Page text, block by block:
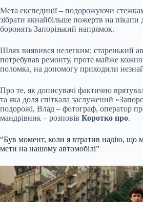
Мета експедиції – подорожуючи
зібрати якнайбільше пожертв на пікапи
боронять Запорізький напрямок.
Шлях виявився нелегким: старенький
потребував ремонту, проте майже
поломка, на допомогу приходили
Про те, як дописувачі фактично
та яка доля спіткала заслужений
подорожі, Влад – фотограф, оператор
мандрівник – розповів Коротко про.
“Був момент, коли я втратив надію, що
мети на нашому автомобілі”